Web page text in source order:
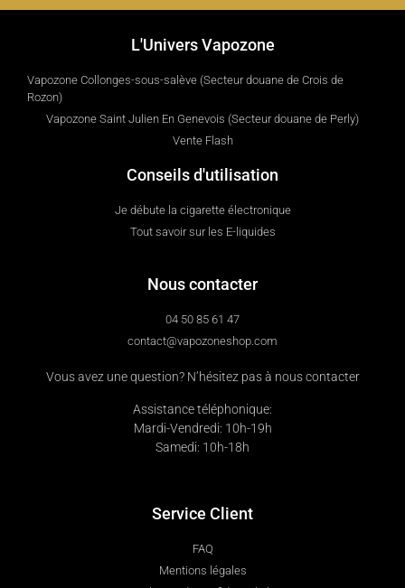
L'Univers Vapozone
Vapozone Collonges-sous-salève (Secteur douane de Crois de
Rozon)
Vapozone Saint Julien En Genevois (Secteur douane de Perly)
Vente Flash
Conseils d'utilisation
Je débute la cigarette électronique
Tout savoir sur les E-liquides
Nous contacter
04 50 85 61 47
contact@vapozoneshop.com
Vous avez une question? N’hésitez pas à nous contacter
Assistance téléphonique:
Mardi-Vendredi: 10h-19h
Samedi: 10h-18h
Service Client
FAQ
Mentions légales